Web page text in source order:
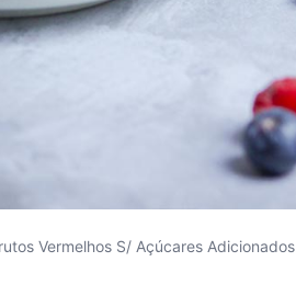
Vermelhos S/ Açúcares Adicionados